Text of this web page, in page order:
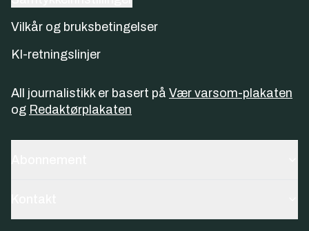
Vilkår og bruksbetingelser
KI-retningslinjer
All journalistikk er basert på Vær varsom-plakaten
og Redaktørplakaten